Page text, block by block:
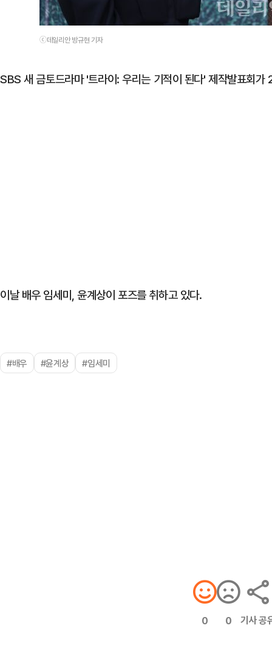
ⓒ데일리안 방규현 기자
SBS 새 금토드라마 '트라이: 우리는 기적이 된다' 제작발표회
이날 배우 임세미, 윤계상이 포즈를 취하고 있다.
#배우 #윤계상 #임세미
0 0 기사 공